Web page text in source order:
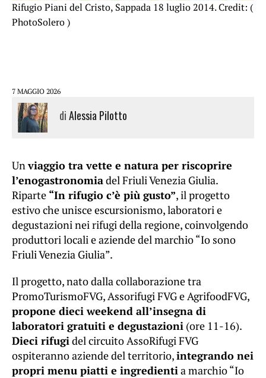
Rifugio Piani del Cristo, Sappada 18 luglio 2014. Credit: (
PhotoSolero )
7 MAGGIO 2026
diAlessia Pilotto
Unviaggio tra vette e natura per riscoprire
l’enogastronomiadel Friuli Venezia Giulia.
Riparte “In rifugio c’è più gusto”, il progetto
estivo che unisce escursionismo, laboratori e
degustazioni nei rifugi della regione, coinvolgendo
produttori locali e aziende del marchio “Io sono
Friuli Venezia Giulia”.
Il progetto, nato dalla collaborazione tra
PromoTurismoFVG, Assorifugi FVG e AgrifoodFVG,
propone dieci weekend all’insegna di
laboratori gratuiti e degustazioni (ore 11-16).
Dieci rifugidel circuito AssoRifugi FVG
ospiteranno aziende del territorio,integrando nei
propri menu piatti e ingredientia marchio “Io